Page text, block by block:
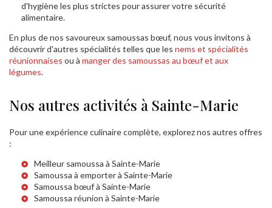
d'hygiène les plus strictes pour assurer votre sécurité
alimentaire.
En plus de nos savoureux samoussas bœuf, nous vous invitons à
découvrir d'autres spécialités telles que les nems et spécialités
réunionnaises ou à manger des samoussas au bœuf et aux
légumes.
Nos autres activités à Sainte-Marie
Pour une expérience culinaire complète, explorez nos autres offres
:
Meilleur samoussa à Sainte-Marie
Samoussa à emporter à Sainte-Marie
Samoussa bœuf à Sainte-Marie
Samoussa réunion à Sainte-Marie